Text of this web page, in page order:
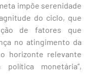
impõe serenidade
do ciclo, que
de fatores que
no atingimento da
horizonte relevante
monetária”,